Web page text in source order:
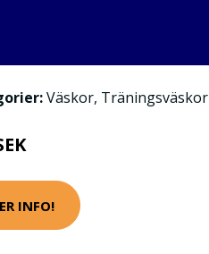
Väskor, Träningsväskor
INFO!